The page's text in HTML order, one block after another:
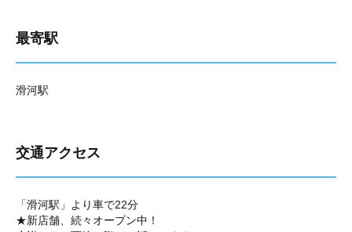
最寄駅
滑河駅
交通アクセス
「滑河駅」より車で22分
★新店舗、続々オープン中！